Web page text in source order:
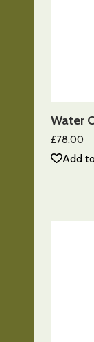
Water
£78.00
Add